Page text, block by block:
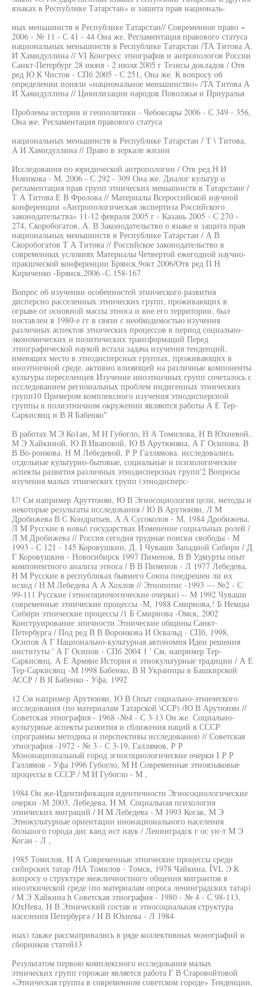
языках в Республике Татарстан» и зашита прав националь-
ных меньшинств в Республике Татарстан// Современное право ~
2006 - № 11 - С 41 - 44 Она же. Регламентация правового статуса
национальных меньшинств в Республике Татарстан /ТА Титова А.
И Хамидуллина // VI Конгресс этнографов и антропологов России
Санкт-Петербург 28 июня - 2 июля 2005 г Тезисы докладов / Отв
ред Ю К Чистов - СПб 2005 - С 251, Она же. К вопросу об
определении поняли «национальное меньшинство» /ТА Титова А
И Хамидуллина // Цивилизации народов Поволжья и Приуралья
Проблемы истории и геополитики - Чебоксары 2006 - С 349 - 356,
Она же. Регламентация правового статуса
национальных меньшинств в Республике Татарстан / Т \ Титова,
А И Хамидуллина // Право в зеркале жизни
Исследования по юридической антропологии / Отв ред Н И
Новикова - М, 2006 - С 292 - 309 Она же. Диалог культур и
регламентация прав групп этнических меньшинств в Татарстане /
Т А Титова Е В Фролова // Материалы Всероссийской научной
конференции «Антропологическая экспертиза Российского
законодательства» 11-12 февраля 2005 г - Казань 2005 - С 270 -
274, Скоробогатов, А. В Законодательство о языке и защита прав
национальных меньшинств в Республике Татарстан / А В
Скоробогатов Т А Титова // Российское законодательство в
современных условиях Материалы Четвертой ежегодной научно-
пракшческой конференции Брянск,9окт 2006/Отв ред П Н
Кириченко -Брянск,2006 -С 158-167
Вопрос об изучении особенностей этнического развития
дисперсно расселенных этнических групп, проживающих в
огрыве от основной массы этноса и вне его территории, был
поставлен в 1980-е гг в связи с необходимостью изучения
различных аспектов этнических процессов в период социально-
экономических и политических трансформаций Перед
этнографической наукой встала задача изучения тенденций,
имеющих место в этнодисперсных группах, проживающих в
иноэтничной среде, активно влияющей на различные компоненты
культуры переселенцев Изучение иноэтничных групп сочеталось с
исследованием региональных проблем индигенных этнических
групп10 Примером комплексного изучения этнодисперсной
группы в полиэтничном окружении являются работы А Е Тер-
Саркисянц и В Я Бабенко"
В работах М Э Ко1ан, М Н Губогло, Н А Томилова, Н В Юхневой,
М Э Хайкиной, Ю В Ивановой, Ю В Арутюняна, А Г Осипова, В
В Во-ронкова. Н М Лебедевой, Р Р Галлямова. исследовались
отдельные культурно-бытовые, социальные и психологические
аспекты развития различных этнодисперсных групп'2 Вопросы
изучения малых этнических групп (этнодисперс-
U! См например Аруттонян, Ю В Эгносоциология цели, методы и
некоторые результаты исследования / Ю В Арутюнян, Л M
Дробижева В С Кондратьев, А А Сусоколов - М, 1984 Дробижева,
Л M Русские в новы\ государствах Изменение социальных ролей /
Л M Дробижева // Россия сегодня трудные поиски свободы - M
1993 - С 121 - 145 Коровушкин, Д. I Чуваши Западной Сибири / Д
Г Коровушкин - Новосибирск 1997 Пименов, В В Удмурты опыт
компонентного анализа этноса / В В Пименов - Л 1977 Лебедева,
H M Русские в республиках бывиего Союза поедрешен ли их
исход / Н M Лебедева А А Хохлов // Этнопотис -1993 — №2 - С
99-111 Русские (этносоциочогические очерки) -- M 1992 Чуваши
современные этнические процессы -М, 1988 Смирнова,! Б Немцы
Сибири этнические процессы /1 Б Смирнова -Омск, 2002
Конструирование эпичности Этнические общины Санкт-
Петербурга / Под ред В В Воронкова И Освальд - СПб, 1998,
Осипов А Г Национально-культурная автономия Идеи решения
институты ' А Г Осипов - СПб 2004 1 ' См, например Тер-
Саркисянц, А Е Армяне История и этнокультурные традиции / А Е
Тер-Саркисянц -M 1998 Бабенко, В Я Украинцы в Башкирской
АССР / В Я Бабенко - Уфа, 1992
12 См например Арутюнян, Ю В Опыт социально-этнического
исследования (по материалам Татарской \ССР) /Ю В Арутюнян //
Советская этнография - 1968 -№4 - С 3-13 Он же. Социально-
культурные аспекты развития и сближения наций в СССР
(программы методика и перспективы исследования) // Советская
этнография -1972 - № 3 - С 3-19, Галлямов, Р Р
Мононациональный город эгносоциологические очерки I Р Р
Галлямов - Уфа 1996 Губогло, M H Современные этноязыковые
процессы в СССР / M H Губогло - M ,
1984 Он же-Идентификация идентичности Эгносоциологические
очерки -М 2003, Лебедева, H M. Социальная психология
этнических миграций / H M Лебедева - M 1993 Когак, M Э
Этнокультурные ориентации инонационального населения
большого города дис канд ист наук / Ленинградск г ос ун-т M Э
Коган - Л ,
1985 Томилов, H А Современные этнические процессы среди
сибирских татар /НА Томилов - Томск, 1978 Чайкина, ÎVL Э К
вопросу о структуре межличностного общения мигрантов в
иноэткической среде (по материалам опроса ленинградских татар)
/ M Э Хайкина h Советская этнография - 1980 - № 4 - С 98-113,
ЮхНева, H В Этнический состав и этносоциальная структура
населения Петербурга / H В Юхнева - Л 1984
ных) также рассматривались в ряде коллективных монографий и
сборников статей13
Результатом первою комплексного исследования малых
этнических групп горожан является работа Г В Старовойтовой
«Этническая группа в современном советском городе» Тенденции,